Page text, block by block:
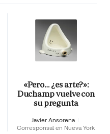
«Pero… ¿es arte?»:
Duchamp vuelve con
su pregunta
Javier Ansorena
Corresponsal en Nueva York